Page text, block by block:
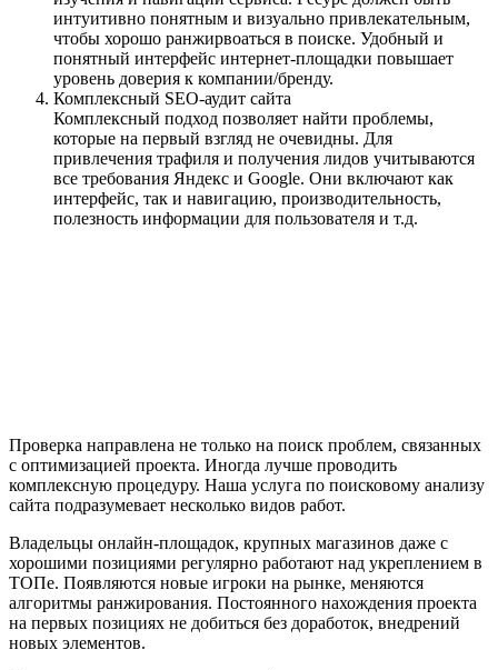
интуитивно понятным и визуально привлекательным,
чтобы хорошо ранжирвоаться в поиске. Удобный и
понятный интерфейс интернет-площадки повышает
уровень доверия к компании/бренду.
Комплексный SEO-аудит сайта
Комплексный подход позволяет найти проблемы,
которые на первый взгляд не очевидны. Для
привлечения трафиля и получения лидов учитываются
все требования Яндекс и Google. Они включают как
интерфейс, так и навигацию, производительность,
полезность информации для пользователя и т.д.
Проверка направлена не только на поиск проблем, связанных
с оптимизацией проекта. Иногда лучше проводить
комплексную процедуру. Наша услуга по поисковому анализу
сайта подразумевает несколько видов работ.
Владельцы онлайн-площадок, крупных магазинов даже с
хорошими позициями регулярно работают над укреплением в
ТОПе. Появляются новые игроки на рынке, меняются
алгоритмы ранжирования. Постоянного нахождения проекта
на первых позициях не добиться без доработок, внедрений
новых элементов.